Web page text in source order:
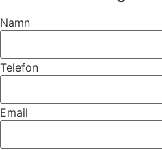
Namn
Telefon
Email